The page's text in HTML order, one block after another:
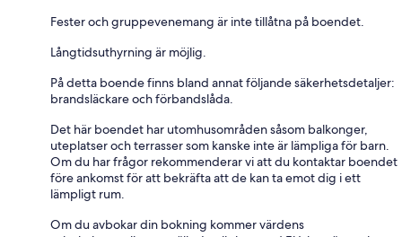
Fester och gruppevenemang är inte tillåtna på boendet.
Långtidsuthyrning är möjlig.
På detta boende finns bland annat följande säkerhetsdetaljer:
brandsläckare och förbandslåda.
Det här boendet har utomhusområden såsom balkonger,
uteplatser och terrasser som kanske inte är lämpliga för barn.
Om du har frågor rekommenderar vi att du kontaktar boendet
före ankomst för att bekräfta att de kan ta emot dig i ett
lämpligt rum.
Om du avbokar din bokning kommer värdens